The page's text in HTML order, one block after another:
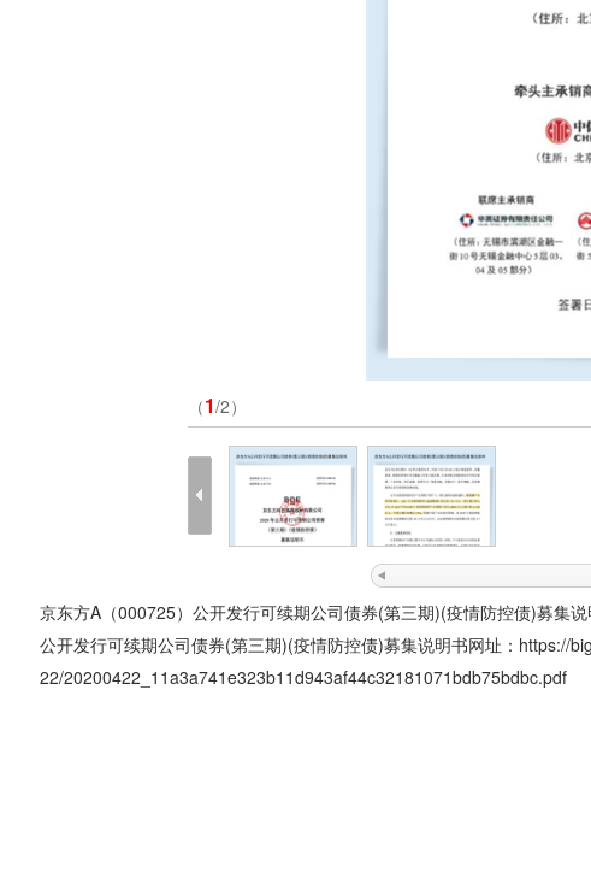
（1/2）
京东方A（000725）公开发行可续期公司债券(第三期)(疫情防控债)募集说
公开发行可续期公司债券(第三期)(疫情防控债)募集说明书网址： https://
22/20200422_11a3a741e323b11d943af44c32181071bdb75bdbc.pdf